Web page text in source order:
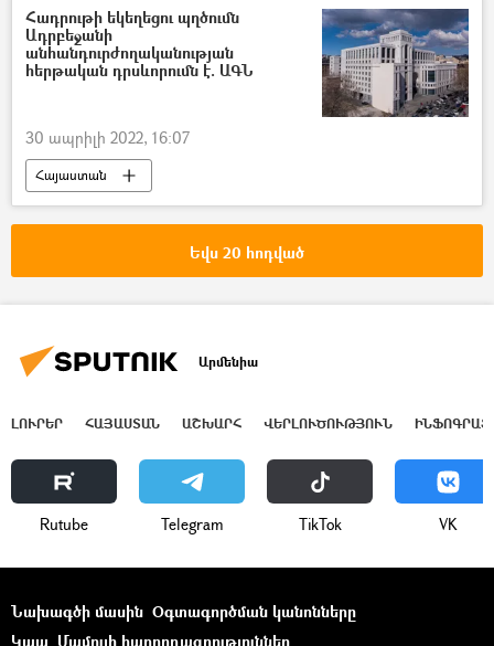
Ռուսաստան
Հադրութի եկեղեցու պղծումն
Ադրբեջանի
անհանդուրժողականության
հերթական դրսևորումն է. ԱԳՆ
30 ապրիլի 2022, 16:07
Հայաստան
Արտաքին գործերի նախարարություն (ԱԳՆ)
Եվս 20 հոդված
Արմենիա
ԼՈՒՐԵՐ ՀԱՅԱՍՏԱՆ ԱՇԽԱՐՀ ՎԵՐԼՈՒԾՈՒԹՅՈՒՆ
Rutube Telegram ТikТоk VK
Նախագծի մասին Օգտագործման կանոնները
Կապ Մամուլի հաղորդագրություններ